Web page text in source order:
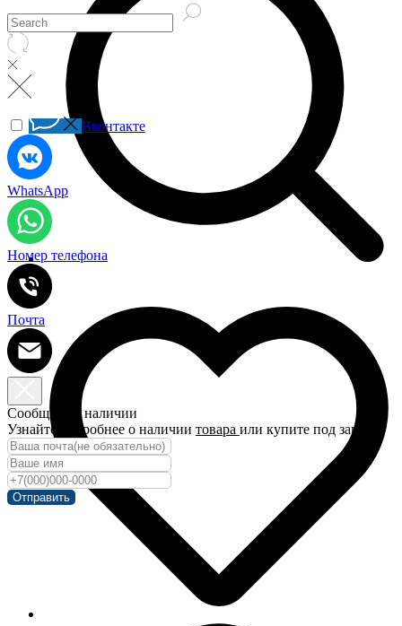
Вконтакте
WhatsApp
Номер телефона
Почта
Сообщить о наличии
Узнайте подробнее о наличии товара или купите под заказ!
Отправить